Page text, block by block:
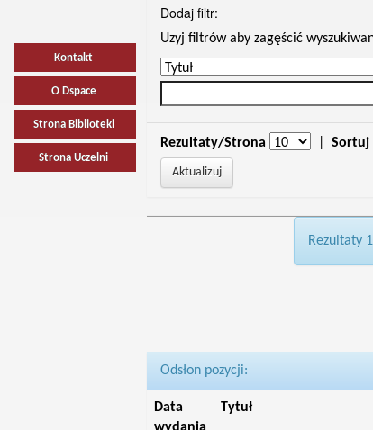
Kontakt
O Dspace
Strona Biblioteki
Strona Uczelni
Dodaj filtr:
Uzyj filtrów aby zagęścić
Rezultaty/Strona Sortuj
Rezultaty
Odsłon pozycji:
Data
Tytuł